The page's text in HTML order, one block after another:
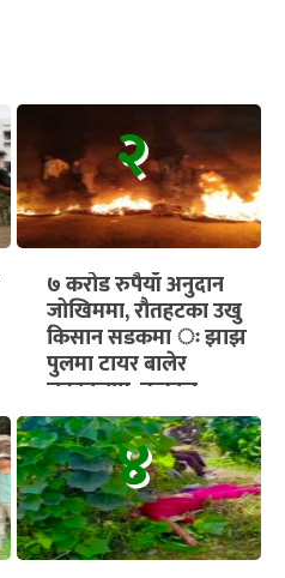
२
७ करोड रुपैयाँ अनुदान
जोखिममा, रौतहटका उखु
किसान सडकमा ः झाझ
पुलमा टायर बालेर
चक्काजाम, तत्काल
भुक्तानी सुनिश्चित गर्न माग
४